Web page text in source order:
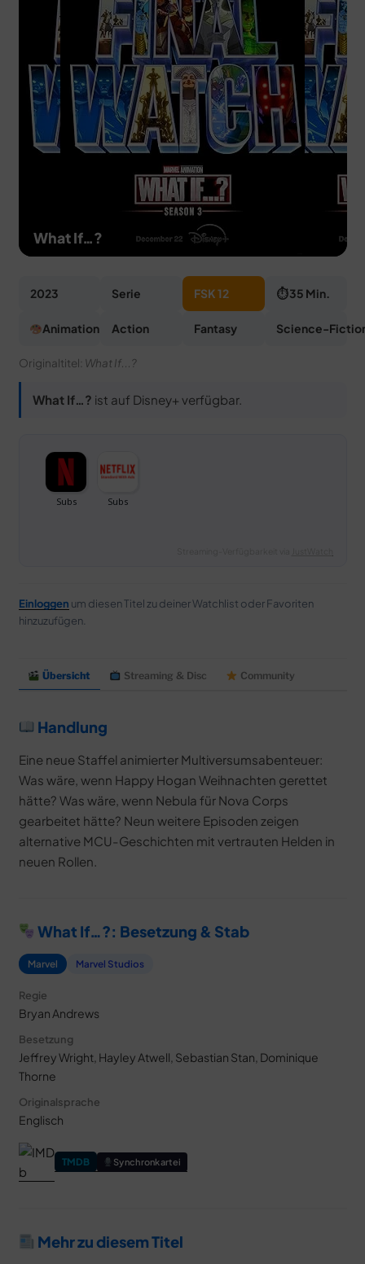
DEALS
MEIN HQ
50
What If…?
2023 Serie FSK 12 ⏱ 35 Min.
Animation Action Fantasy Science-
Originaltitel: What If...?
What If…? ist auf Disney+ verfügbar.
Einloggen um diesen Titel zu deiner Watchlist oder Favoriten
hinzuzufügen.
Übersicht Streaming & Disc Community
Handlung
Eine neue Staffel animierter Multiversumsabenteuer:
Was wäre, wenn Happy Hogan Weihnachten gerettet
hätte? Was wäre, wenn Nebula für Nova Corps
gearbeitet hätte? Neun weitere Episoden zeigen
alternative MCU-Geschichten mit vertrauten Helden in
neuen Rollen.
What If…?: Besetzung & Stab
Marvel Marvel Studios
Regie
Bryan Andrews
Besetzung
Jeffrey Wright, Hayley Atwell, Sebastian Stan, Dominique
Thorne
Originalsprache
Englisch
TMDB Synchronkartei
Mehr zu diesem Titel